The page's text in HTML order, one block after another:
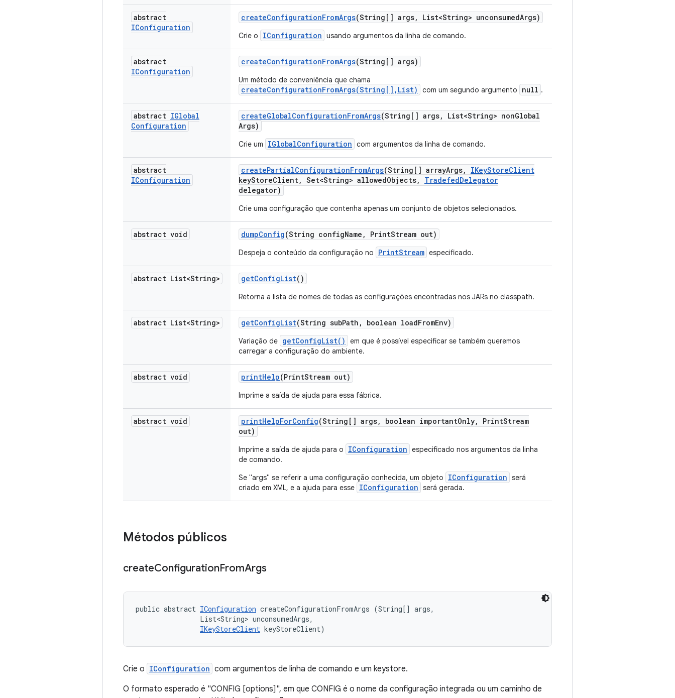
abstract
IConfiguration
createConfigurationFromArgs(String[] args, List<String> unconsumedArgs)
Crie o IConfiguration usando argumentos da linha de comando.
abstract
IConfiguration
createConfigurationFromArgs(String[] args)
Um método de conveniência que chama
createConfigurationFromArgs(String[],List) com um segundo argumento null .
abstract IGlobal
Configuration
createGlobalConfigurationFromArgs(String[] args, List<String> nonGlobal
Args)
Crie um IGlobalConfiguration com argumentos da linha de comando.
abstract
IConfiguration
createPartialConfigurationFromArgs(String[] arrayArgs, IKeyStoreClient
keyStoreClient, Set<String> allowedObjects, TradefedDelegator
delegator)
Crie uma configuração que contenha apenas um conjunto de objetos selecionados.
abstract void dumpConfig(String configName , PrintStream out)
Despeja o conteúdo da configuração no PrintStream especificado.
abstract List<String> getConfigList()
Retorna a lista de nomes de todas as configurações encontradas nos JARs no classpath.
abstract List<String> getConfigList(String subPath , boolean loadFromEnv)
Variação de getConfigList()
em que é possível especificar se também queremos
carregar a configuração do ambiente.
abstract void printHelp(PrintStream out)
Imprime a saída de ajuda para essa fábrica.
abstract void printHelpForConfig(String[] args, boolean importantOnly, PrintStream
out)
Imprime a saída de ajuda para o IConfiguration especificado nos argumentos da linha
de comando.
Se "args" se referir a uma configuração conhecida, um objeto
IConfiguration será
criado em XML, e a ajuda para esse IConfiguration será gerada.
Métodos públicos
createConfigurationFromArgs
public abstract IConfiguration createConfigurationFromArgs (String[] args,
                List<String> unconsumedArgs,
IKeyStoreClient keyStoreClient)
Crie o IConfiguration com argumentos de linha de comando e um keystore.
O formato esperado é "CONFIG [options]", em que CONFIG é o nome da configuração integrada ou um caminho de